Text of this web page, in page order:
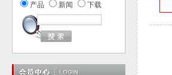
产品 新闻 下载